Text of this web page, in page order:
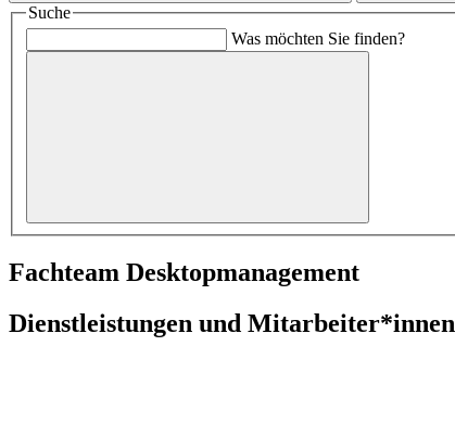
Suche
Was möchten Sie finden?
Fachteam Desktopmanagement
Dienstleistungen und Mitarbeiter*innen